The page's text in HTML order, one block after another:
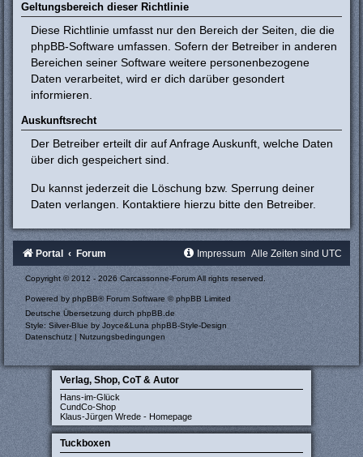
Geltungsbereich dieser Richtlinie
Diese Richtlinie umfasst nur den Bereich der Seiten, die die
phpBB-Software umfassen. Sofern der Betreiber in anderen
Bereichen seiner Software weitere personenbezogene
Daten verarbeitet, wird er dich darüber gesondert
informieren.
Auskunftsrecht
Der Betreiber erteilt dir auf Anfrage Auskunft, welche Daten
über dich gespeichert sind.
Du kannst jederzeit die Löschung bzw. Sperrung deiner
Daten verlangen. Kontaktiere hierzu bitte den Betreiber.
Portal Forum Alle Zeiten sind UTC
Impressum
Copyright © 2012 - 2026 Carcassonne-Forum All rights reserved.
Powered by phpBB® Forum Software © phpBB Limited
Deutsche Übersetzung durchphpBB.de
Style: Silver-Blue by Joyce&LunaphpBB-Style-Design
Datenschutz |Nutzungsbedingungen
Verlag, Shop, CoT & Autor
Hans-im-Glück
CundCo-Shop
Klaus-Jürgen Wrede - Homepage
Tuckboxen